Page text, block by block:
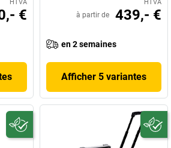
HTVA
€
HTVA
à partir de 439,- €
en 2 semaines
Afficher 5 variantes